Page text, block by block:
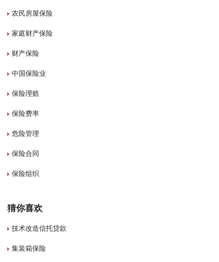
农民房屋保险
家庭财产保险
财产保险
中国保险业
保险理赔
保险费率
危险管理
保险合同
保险组织
猜你喜欢
技术改造信托贷款
集装箱保险